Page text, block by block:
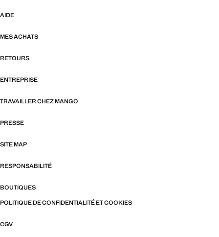
AIDE
MES ACHATS
RETOURS
ENTREPRISE
TRAVAILLER CHEZ MANGO
PRESSE
SITE MAP
RESPONSABILITÉ
BOUTIQUES
POLITIQUE DE CONFIDENTIALITÉ ET COOKIES
CGV